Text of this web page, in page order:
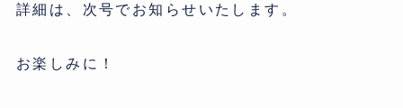
詳細は、次号でお知らせいたします。
お楽しみに！